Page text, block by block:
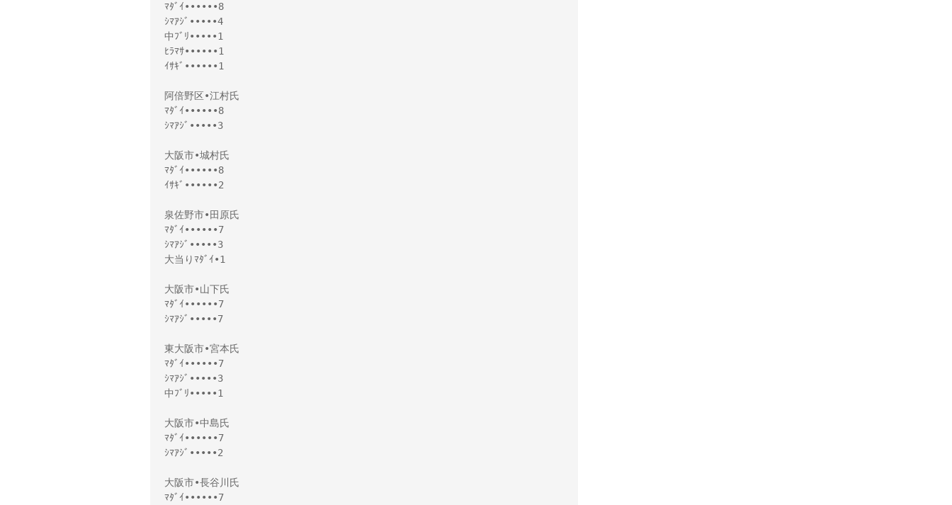
ﾏﾀﾞｲ••••••8
ｼﾏｱｼﾞ•••••4
中ﾌﾞﾘ•••••1
ﾋﾗﾏｻ••••••1
ｲｻｷﾞ••••••1
阿倍野区•江村氏
ﾏﾀﾞｲ••••••8
ｼﾏｱｼﾞ•••••3
大阪市•城村氏
ﾏﾀﾞｲ••••••8
ｲｻｷﾞ••••••2
泉佐野市•田原氏
ﾏﾀﾞｲ••••••7
ｼﾏｱｼﾞ•••••3
大当りﾏﾀﾞｲ•1
大阪市•山下氏
ﾏﾀﾞｲ••••••7
ｼﾏｱｼﾞ•••••7
東大阪市•宮本氏
ﾏﾀﾞｲ••••••7
ｼﾏｱｼﾞ•••••3
中ﾌﾞﾘ•••••1
大阪市•中島氏
ﾏﾀﾞｲ••••••7
ｼﾏｱｼﾞ•••••2
大阪市•長谷川氏
ﾏﾀﾞｲ••••••7